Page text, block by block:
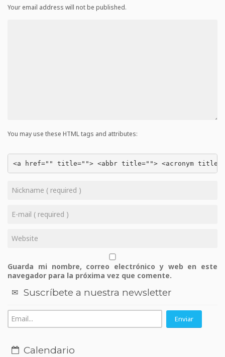
Your email address will not be published.
You may use these HTML tags and attributes:
<a href="" title=""> <abbr title=""> <acronym
Guarda mi nombre, correo electrónico y web en este
navegador para la próxima vez que comente.
Suscríbete a nuestra newsletter
Calendario